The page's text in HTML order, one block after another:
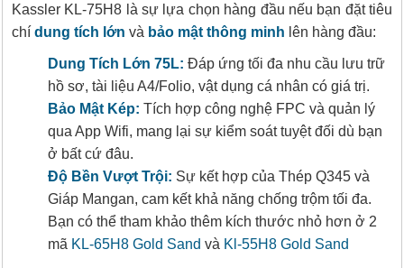
Kassler KL-75H8 là sự lựa chọn hàng đầu nếu bạn đặt tiêu
chí dung tích lớn và bảo mật thông minh lên hàng đầu:
Dung Tích Lớn 75L: Đáp ứng tối đa nhu cầu lưu trữ
hồ sơ, tài liệu A4/Folio, vật dụng cá nhân có giá trị.
Bảo Mật Kép: Tích hợp công nghệ FPC và quản lý
qua App Wifi, mang lại sự kiểm soát tuyệt đối dù bạn
ở bất cứ đâu.
Độ Bền Vượt Trội: Sự kết hợp của Thép Q345 và
Giáp Mangan, cam kết khả năng chống trộm tối đa.
Bạn có thể tham khảo thêm kích thước nhỏ hơn ở 2
mã KL-65H8 Gold Sand và Kl-55H8 Gold Sand